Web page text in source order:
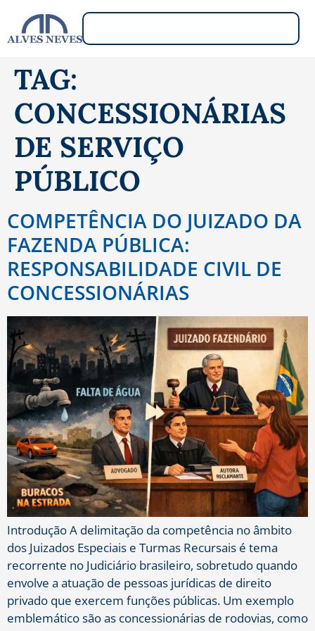
TAG:
CONCESSIONÁRIAS
DE SERVIÇO
PÚBLICO
COMPETÊNCIA DO JUIZADO DA
FAZENDA PÚBLICA:
RESPONSABILIDADE CIVIL DE
CONCESSIONÁRIAS
Introdução A delimitação da competência no âmbito
dos Juizados Especiais e Turmas Recursais é tema
recorrente no Judiciário brasileiro, sobretudo quando
envolve a atuação de pessoas jurídicas de direito
privado que exercem funções públicas. Um exemplo
emblemático são as concessionárias de rodovias, como